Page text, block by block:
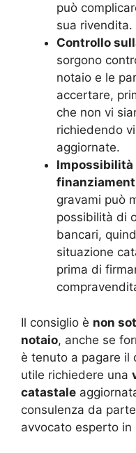
può
sua rivendita.
Controllo
sorgono
notaio e le
accertare,
che non vi
richiedendo
aggiornate.
Impossibilità
gravami può
possibilità di
bancari,
situazione
prima di
Il consiglio è non
notaio, anche se
è tenuto a pagare il
utile richiedere una
catastale
consulenza da
avvocato esperto